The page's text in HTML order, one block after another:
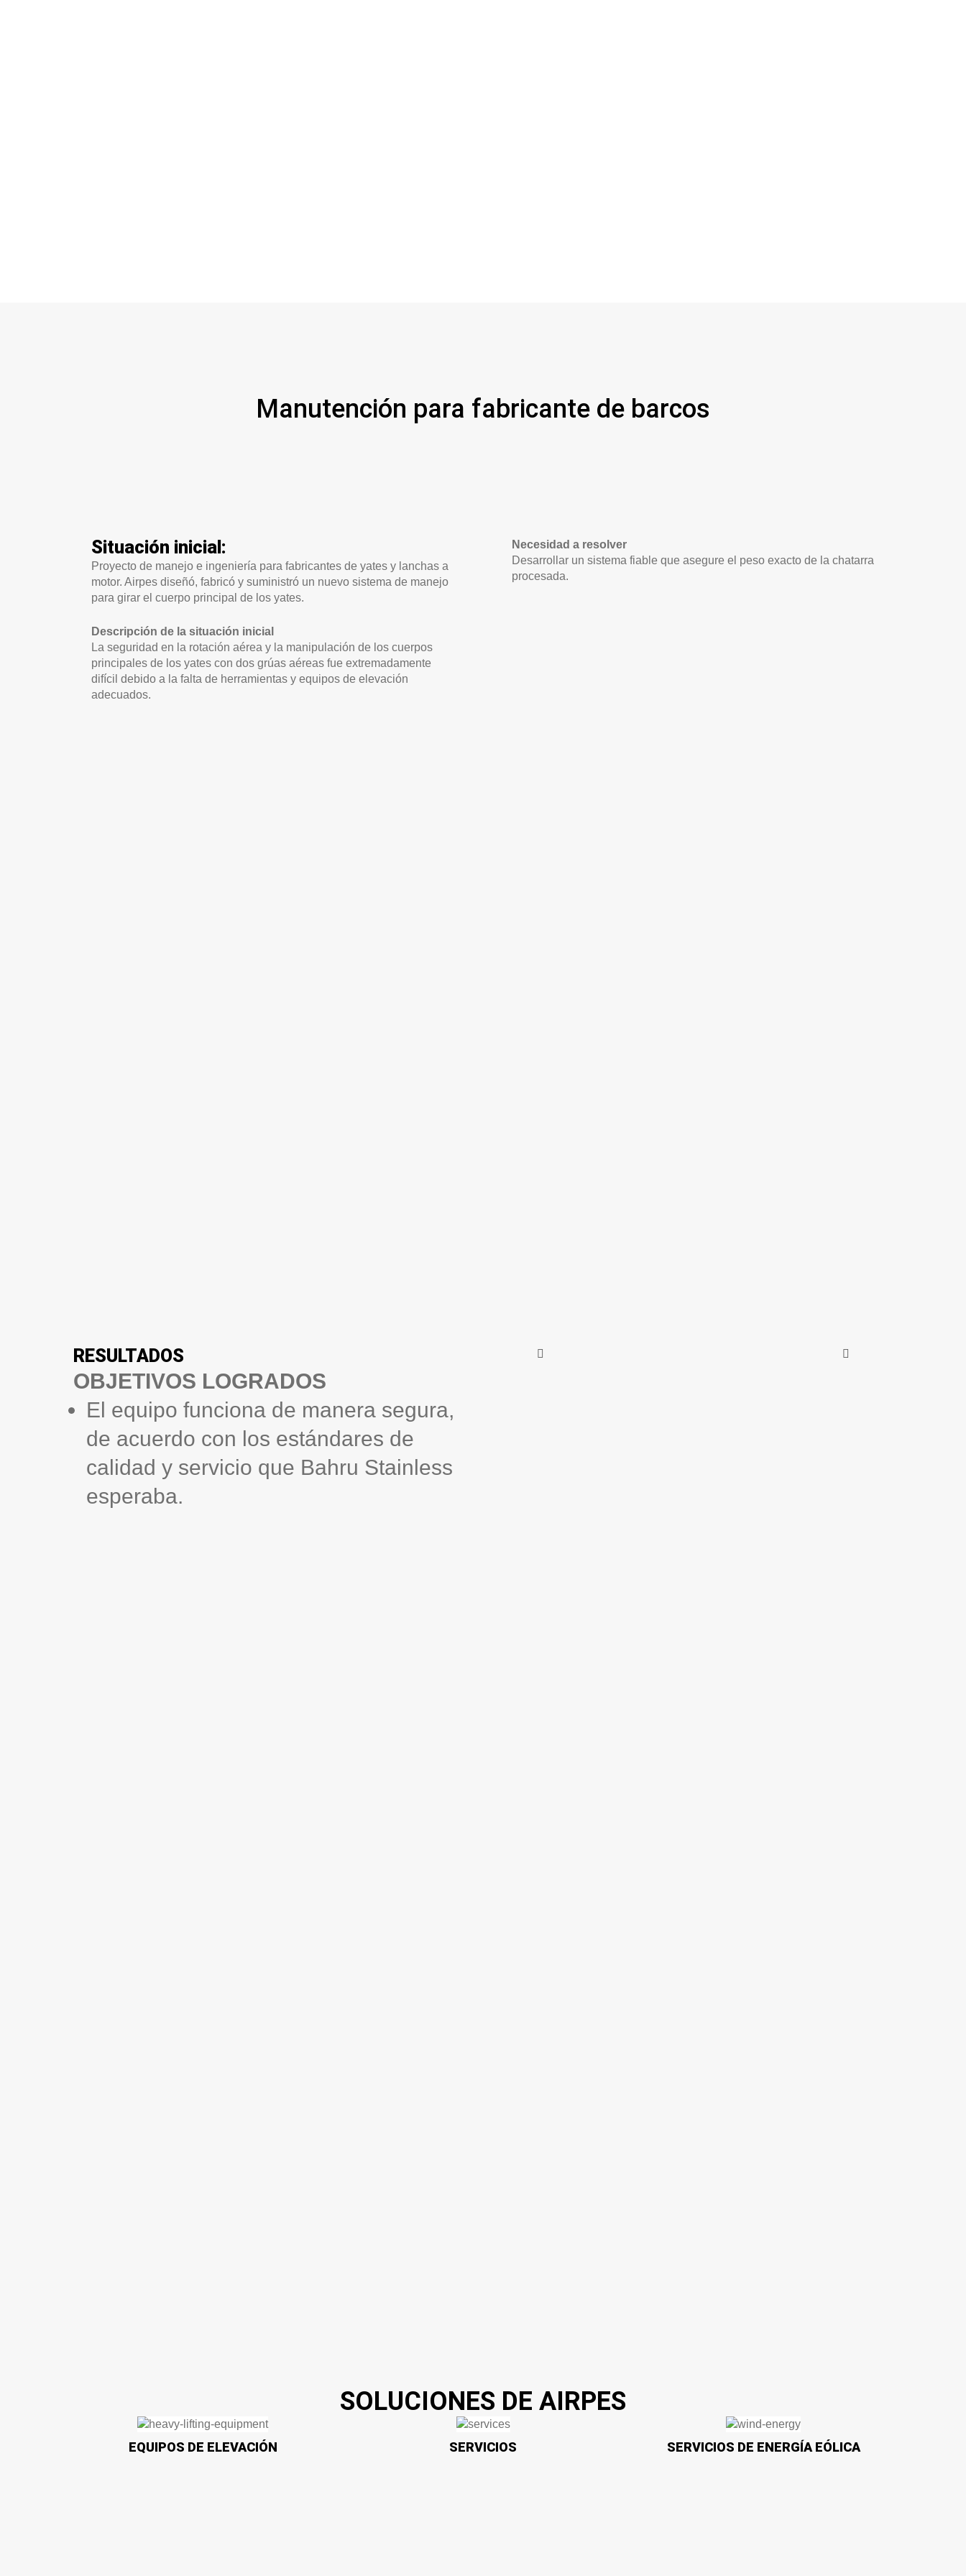
Manutención para fabricante de barcos
Situación inicial:
Proyecto de manejo e ingeniería para fabricantes de yates y lanchas a
motor. Airpes diseñó, fabricó y suministró un nuevo sistema de manejo
para girar el cuerpo principal de los yates.
Descripción de la situación inicial
La seguridad en la rotación aérea y la manipulación de los cuerpos
principales de los yates con dos grúas aéreas fue extremadamente
difícil debido a la falta de herramientas y equipos de elevación
adecuados.
Necesidad a resolver
Desarrollar un sistema fiable que asegure el peso exacto de la chatarra
procesada.
RESULTADOS
OBJETIVOS LOGRADOS
El equipo funciona de manera segura,
de acuerdo con los estándares de
calidad y servicio que Bahru Stainless
esperaba.
SOLUCIONES DE AIRPES
EQUIPOS DE ELEVACIÓN SERVICIOS SERVICIOS DE ENERGÍA EÓLICA